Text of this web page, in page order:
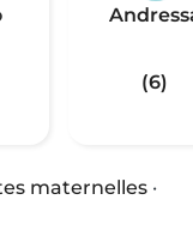
(6)
maternelles ·